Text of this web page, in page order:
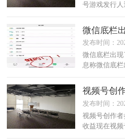
号游戏发行人
断增长，拥
发行人抢占流
发布时间：
微信底栏出现
息称微信底栏
放在了正中间
此消
发布时间：
视频号创作
收益现在视频